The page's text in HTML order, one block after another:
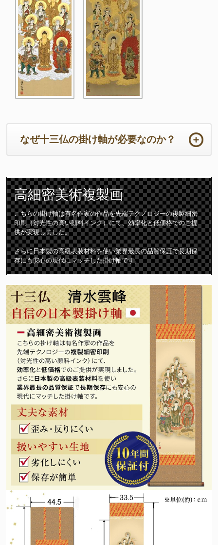
なぜ十三仏の掛け軸が必要なのか？
かと存じます。法要の本来の目的において重要なのは供養するため
のご住職の読経や仏壇です。仏壇周りは一番大切な所となります。
ご住職はじめ参列者が注目される場所となりますので仏壇仏具や床
の間の掛け軸は特に配慮が必要となります。
十三仏の掛け軸は初七日から三十三回忌までの合計「十三回の追善
供養」をつかさどる守護仏です。故人は十三の仏様に見守られなが
ら極楽浄土に導かれて成仏すると言われています。
法要名 仏名
初七日 不動明王ふどうみょうおう
二七日 釈迦如来 しゃかにょらい
文殊菩薩 もんじゅぼさつ
普賢菩薩 ふげんぼさつ
高細密美術複製画
こちらの掛け軸は有名作家の作品を先端テクノロジーの複製細密
印刷（対光性の高い顔料インク）にて、効率化と低価格でのご提
供が実現しました。
さらに日本製の高級表装材料を使い業界最長の品質保証で長期保
存にも安心の現代にマッチした掛け軸です。